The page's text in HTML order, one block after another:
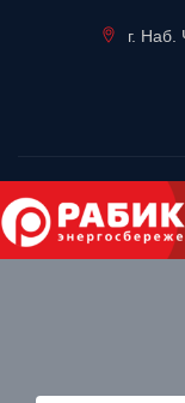
г. Наб.